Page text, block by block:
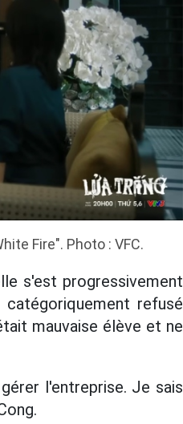
Fire". Photo : VFC.
s'est progressivement
refusé
mauvaise élève et ne
l'entreprise. Je sais